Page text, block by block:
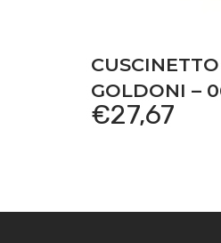
GOLDONI –
€27,67